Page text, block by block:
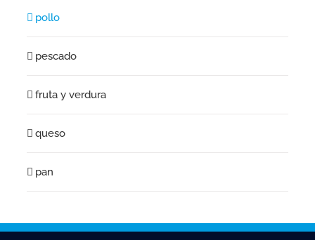
pollo
pescado
fruta y verdura
queso
pan